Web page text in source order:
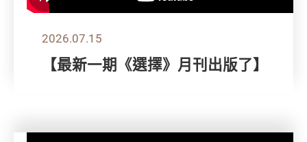
2026.07.15
【最新一期《選擇》月刊出版了】